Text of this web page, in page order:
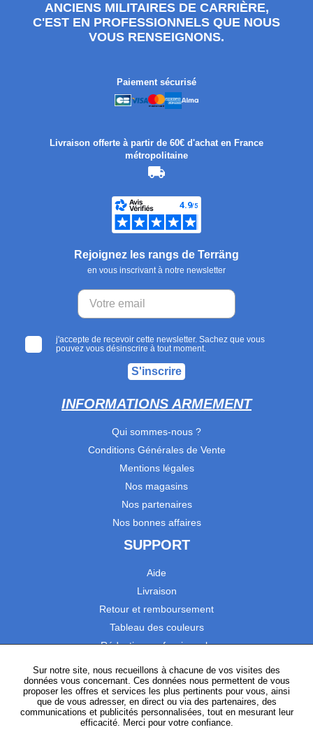
ANCIENS MILITAIRES DE CARRIÈRE,
C'EST EN PROFESSIONNELS QUE NOUS
VOUS RENSEIGNONS.
Paiement sécurisé
Livraison offerte à partir de 60€ d'achat en France
métropolitaine
Rejoignez les rangs de Terräng
en vous inscrivant à notre newsletter
j'accepte de recevoir cette newsletter. Sachez que vous
pouvez vous désinscrire à tout moment.
S'inscrire
INFORMATIONS ARMEMENT
Qui sommes-nous ?
Conditions Générales de Vente
Mentions légales
Nos magasins
Nos partenaires
Nos bonnes affaires
SUPPORT
Aide
Livraison
Retour et remboursement
Tableau des couleurs
Réduction professionnels
Satisfaction Clients
SUIVEZ-NOUS
Sur notre site, nous recueillons à chacune de vos visites des
données vous concernant. Ces données nous permettent de vous
proposer les offres et services les plus pertinents pour vous, ainsi
que de vous adresser, en direct ou via des partenaires, des
communications et publicités personnalisées, tout en mesurant leur
efficacité. Merci pour votre confiance.